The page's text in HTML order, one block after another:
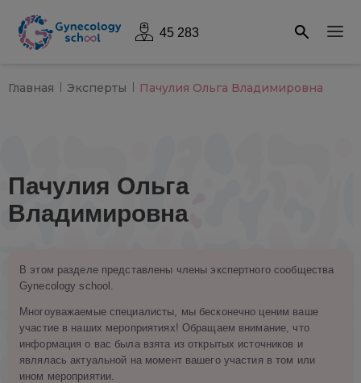
45 283
Главная Эксперты Пачулия Ольга Владимировна
Пачулия Ольга
Владимировна
В этом разделе представлены члены экспертного сообщества
Gynecology school.
Многоуважаемые специалисты, мы бесконечно ценим ваше
участие в наших мероприятиях! Обращаем внимание, что
информация о вас была взята из открытых источников и
являлась актуальной на момент вашего участия в том или
ином мероприятии.